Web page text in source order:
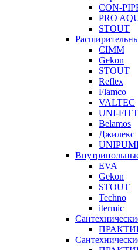
CON-
PRO
STOUT
CIMM
Gekon
STOUT
Reflex
Flamco
VALTEC
UNI-FITT
Belamos
Джилекс
EVA
Gekon
STOUT
Techno
itermic